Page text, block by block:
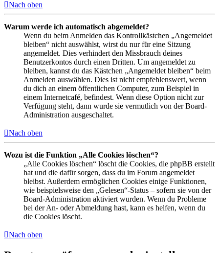
Nach oben
Warum werde ich automatisch abgemeldet?
Wenn du beim Anmelden das Kontrollkästchen „Angemeldet
bleiben“ nicht auswählst, wirst du nur für eine Sitzung
angemeldet. Dies verhindert den Missbrauch deines
Benutzerkontos durch einen Dritten. Um angemeldet zu
bleiben, kannst du das Kästchen „Angemeldet bleiben“ beim
Anmelden auswählen. Dies ist nicht empfehlenswert, wenn
du dich an einem öffentlichen Computer, zum Beispiel in
einem Internetcafé, befindest. Wenn diese Option nicht zur
Verfügung steht, dann wurde sie vermutlich von der Board-
Administration ausgeschaltet.
Nach oben
Wozu ist die Funktion „Alle Cookies löschen“?
„Alle Cookies löschen“ löscht die Cookies, die phpBB erstellt
hat und die dafür sorgen, dass du im Forum angemeldet
bleibst. Außerdem ermöglichen Cookies einige Funktionen,
wie beispielsweise den „Gelesen“-Status – sofern sie von der
Board-Administration aktiviert wurden. Wenn du Probleme
bei der An- oder Abmeldung hast, kann es helfen, wenn du
die Cookies löscht.
Nach oben